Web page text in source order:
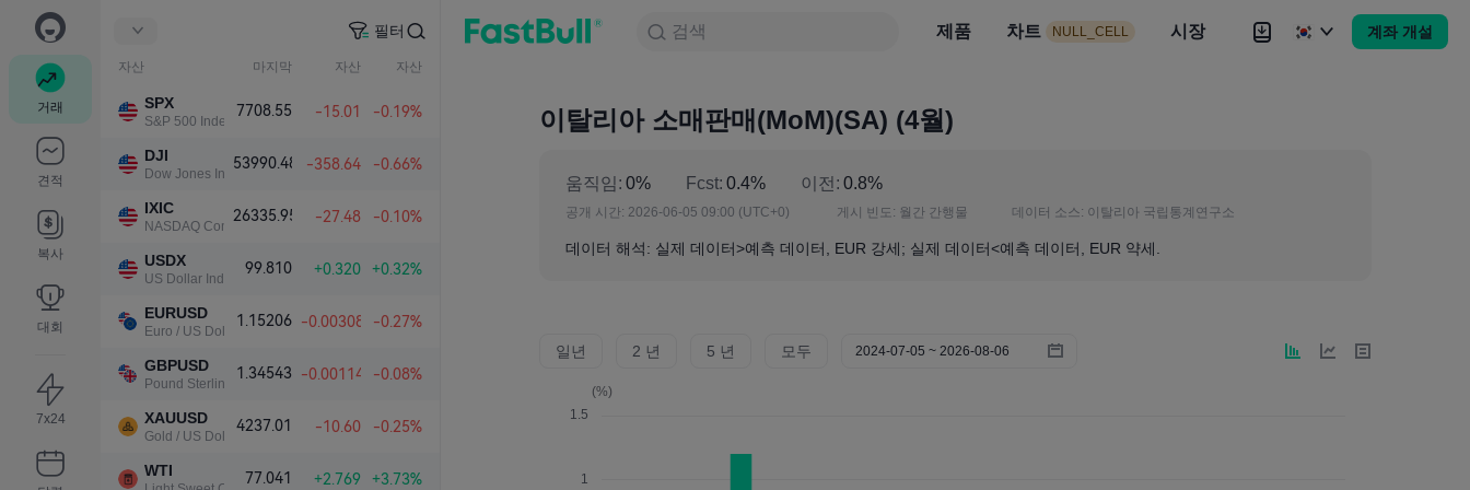
거래
견적
복사
대회
7x24
필터
자산 마지막 자산 자산
SPX
S&P 500 Index
7708.55 -15.01 -0.19%
DJI
Dow Jones Industrial Average
53990.48 -358.64 -0.66%
IXIC
NASDAQ Composite Index
26335.95 -27.48 -0.10%
USDX
US Dollar Index
99.810 +0.320 +0.32%
EURUSD
Euro / US Dollar
1.15206 -0.00308 -0.27%
GBPUSD
Pound Sterling / US Dollar
1.34543 -0.00114 -0.08%
XAUUSD
Gold / US Dollar
4237.01 -10.60 -0.25%
WTI 77.041 +2.769 +3.73%
검색 제품 차트 NULL_CELL 시장 계좌 개설
검색
NULL_CELL 시장 뉴스 전략 Brokers 더
이탈리아 소매판매(MoM)(SA) (4월)
움직임: 0% Fcst: 0.4% 이전: 0.8%
공개 시간: 2026-06-05 09:00 (UTC+0) 게시 빈도: 월간 간행물 데이터 소스: 이탈리아 국립통계연구소
데이터 해석: 실제 데이터>예측 데이터, EUR 강세; 실제 데이터<예측 데이터, EUR 약세.
일년 2 년 5 년 모두